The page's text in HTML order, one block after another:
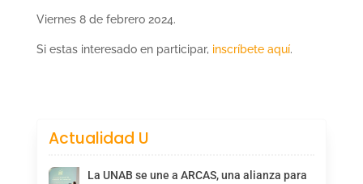
Viernes 8 de febrero 2024.
Si estas interesado en participar, inscríbete aquí.
Actualidad U
La UNAB se une a ARCAS, una alianza para